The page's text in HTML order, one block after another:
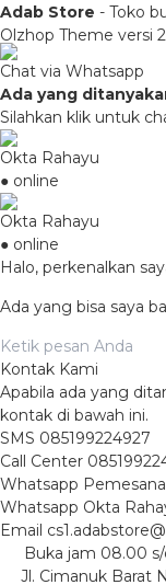
Adab Store - Toko
Olzhop Theme versi
Chat via Whatsapp
Ada yang
Silahkan klik untuk
Okta Rahayu
● online
Okta Rahayu
● online
Halo, perkenalkan
Ada yang bisa saya
Kontak Kami
Apabila ada yang
kontak di bawah ini.
SMS 085199224927
Call Center
Whatsapp
Whatsapp Okta
Email
Buka jam 08.00
Jl. Cimanuk Barat